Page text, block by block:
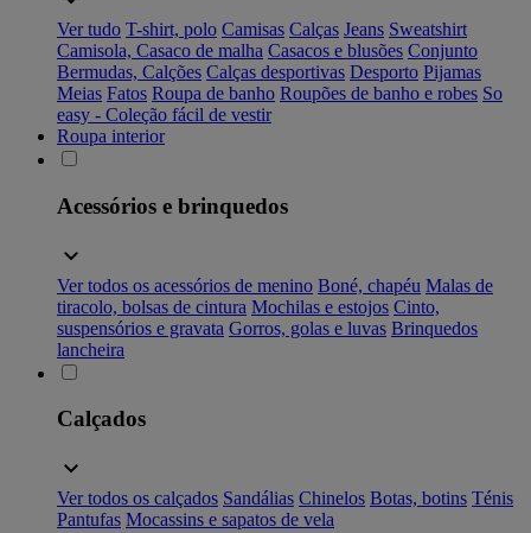
Ver tudo T-shirt, polo Camisas Calças Jeans Sweatshirt
Camisola, Casaco de malha Casacos e blusões Conjunto
Bermudas, Calções Calças desportivas Desporto Pijamas
Meias Fatos Roupa de banho Roupões de banho e robes So
easy - Coleção fácil de vestir
Roupa interior
Acessórios e brinquedos
Ver todos os acessórios de menino Boné, chapéu Malas de
tiracolo, bolsas de cintura Mochilas e estojos Cinto,
suspensórios e gravata Gorros, golas e luvas Brinquedos
lancheira
Calçados
Ver todos os calçados Sandálias Chinelos Botas, botins Ténis
Pantufas Mocassins e sapatos de vela